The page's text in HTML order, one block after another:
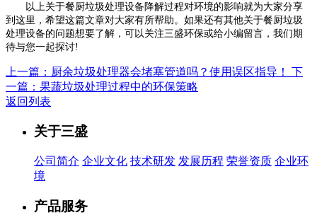
以上关于餐厨垃圾处理设备降解过程对环境的影响就为大家分享
到这里，希望这篇文章对大家有所帮助。如果还有其他关于餐厨垃圾
处理设备的问题想要了解，可以关注三盛环保或给小编留言，我们期
待与您一起探讨!
上一篇：厨余垃圾处理器会堵塞管道吗？使用误区指导！ 下
一篇：果蔬垃圾处理过程中的环保策略
返回列表
关于三盛
公司简介 企业文化 技术研发 发展历程 荣誉资质 企业环
境
产品服务